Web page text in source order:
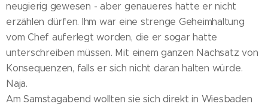
neugierig gewesen - aber genaueres hatte er nicht
erzählen dürfen. Ihm war eine strenge Geheimhaltung
vom Chef auferlegt worden, die er sogar hatte
unterschreiben müssen. Mit einem ganzen Nachsatz von
Konsequenzen, falls er sich nicht daran halten würde.
Naja.
Am Samstagabend wollten sie sich direkt in Wiesbaden